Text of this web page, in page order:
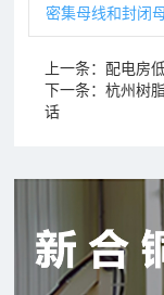
上一条： 配电房
下一条：杭州树
话